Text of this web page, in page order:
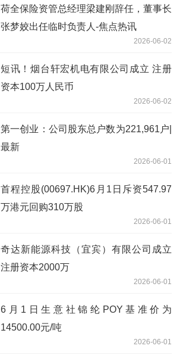
荷全保险资管总经理梁建刚辞任，董事长
张梦姣出任临时负责人-焦点热讯
2026-06-02
短讯！烟台轩宏机电有限公司成立 注册
资本100万人民币
2026-06-02
第一创业：公司股东总户数为221,961户|
最新
2026-06-01
首程控股(00697.HK)6月1日斥资547.97
万港元回购310万股
2026-06-01
奇达新能源科技（宜宾）有限公司成立
注册资本2000万
2026-06-01
6月1日生意社锦纶POY基准价为
14500.00元/吨
2026-06-01